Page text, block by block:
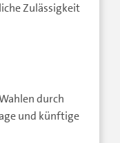
Zulässigkeit
durch
und künftige